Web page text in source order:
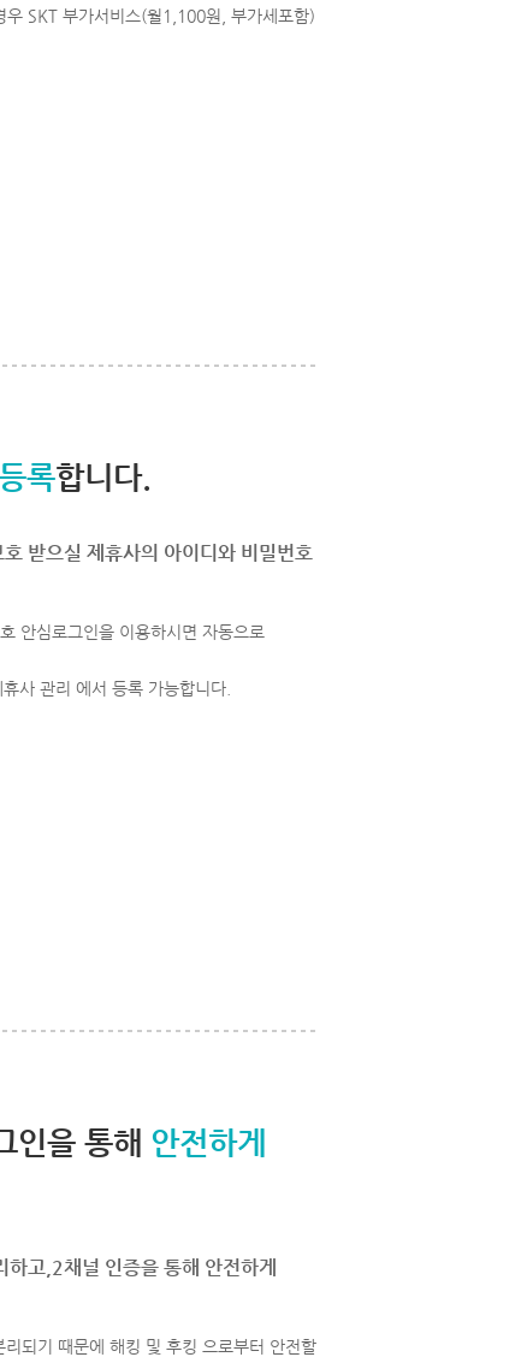
우 SKT 부가서비스(월1,100원, 부가세포함)
록합니다.
받으실 제휴사의 아이디와 비밀번호
안심로그인을 이용하시면 자동으로
사 관리 에서 등록 가능합니다.
인을 통해 안전하게
고,2채널 인증을 통해 안전하게
되기 때문에 해킹 및 후킹 으로부터 안전할